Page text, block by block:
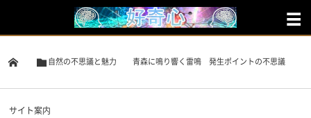
自然の不思議と魅力 青森に鳴り響く雷鳴 発生ポイントの不思議
サイト案内